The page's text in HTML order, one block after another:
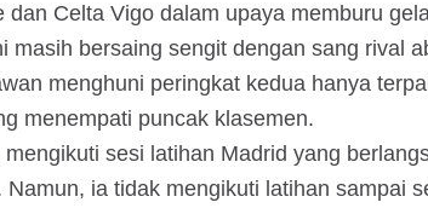
dan Celta Vigo dalam upaya memburu
masih bersaing sengit dengan sang rival
menghuni peringkat kedua hanya
menempati puncak klasemen.
sesi latihan Madrid yang
Namun, ia tidak mengikuti latihan sampai